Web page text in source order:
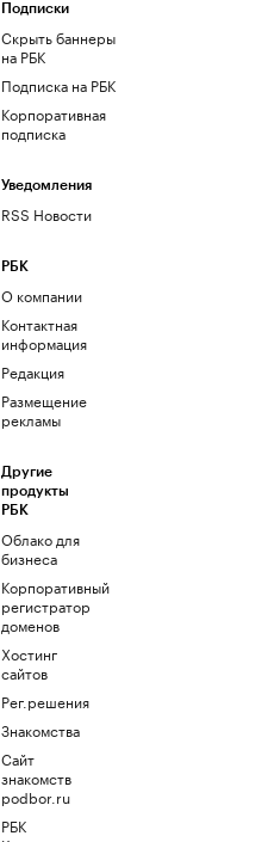
Подписки
Скрыть баннеры
на РБК
Подписка на РБК
Корпоративная
подписка
Уведомления
RSS Новости
РБК
О компании
Контактная
информация
Редакция
Размещение
рекламы
Другие
продукты
РБК
Облако для
бизнеса
Корпоративный
регистратор
доменов
Хостинг
сайтов
Рег.решения
Знакомства
Сайт
знакомств
podbor.ru
РБК